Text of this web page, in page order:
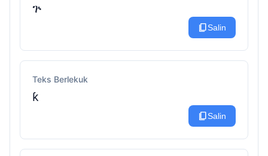
ጕ
content_copySalin
Teks Berlekuk
ƙ
content_copySalin